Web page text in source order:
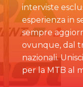
interviste
esperienza in
sempre
ovunque, dal
nazionali.
per la MTB al